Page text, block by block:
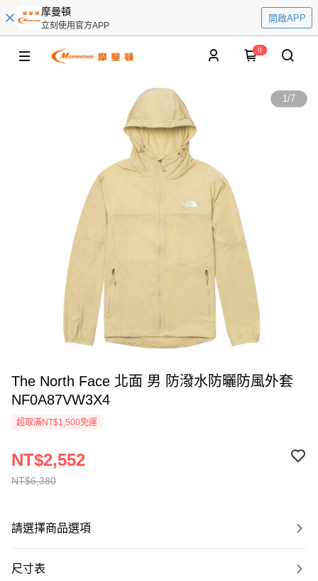
摩曼頓
立刻使用官方APP
開啟APP
0
1/7
The North Face 北面 男 防潑水防曬防風外套
NF0A87VW3X4
超取滿NT$1,500免運
NT$6,380
NT$2,552
請選擇商品選項
尺寸表